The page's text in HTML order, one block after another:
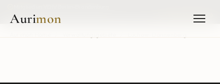
+49 3395 4013996
Aurimon